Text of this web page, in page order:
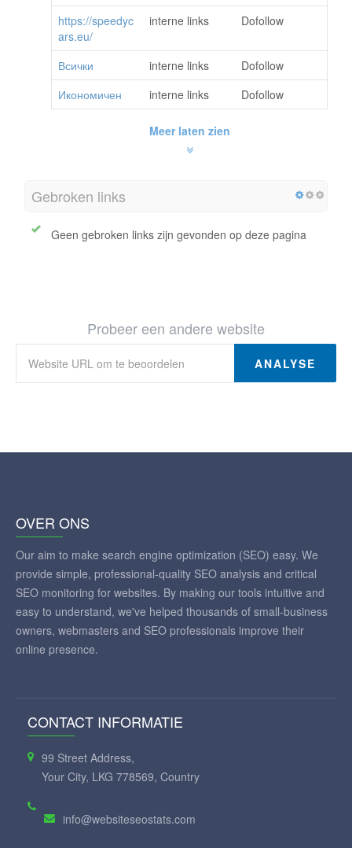
https://speedyc
ars.eu/
interne links Dofollow
Всички interne links
Dofollow
Икономичен
interne links Dofollow
Meer laten zien
Gebroken links
Geen gebroken links zijn gevonden op deze pagina
Probeer een andere website
ANALYSE
OVER ONS
Our aim to make search engine optimization (SEO) easy. We
provide simple, professional-quality SEO analysis and critical
SEO monitoring for websites. By making our tools intuitive and
easy to understand, we've helped thousands of small-business
owners, webmasters and SEO professionals improve their
online presence.
CONTACT INFORMATIE
99 Street Address,
Your City, LKG 778569, Country
info@websiteseostats.com